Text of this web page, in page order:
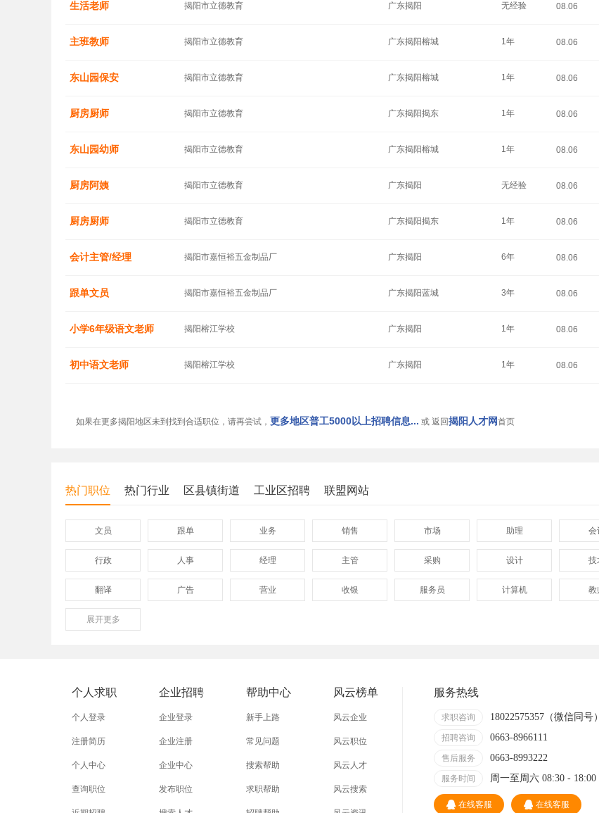
生活老师 揭阳市立德教育 广东揭阳 无经验 08.06
主班教师 揭阳市立德教育 广东揭阳榕城 1年 08.06
东山园保安 揭阳市立德教育 广东揭阳榕城 1年 08.06
厨房厨师 揭阳市立德教育 广东揭阳揭东 1年 08.06
东山园幼师 揭阳市立德教育 广东揭阳榕城 1年 08.06
厨房阿姨 揭阳市立德教育 广东揭阳 无经验 08.06
厨房厨师 揭阳市立德教育 广东揭阳揭东 1年 08.06
会计主管/经理 揭阳市嘉恒裕五金制品厂 广东揭阳 6年 08.06
跟单文员 揭阳市嘉恒裕五金制品厂 广东揭阳蓝城 3年 08.06
小学6年级语文老师 揭阳榕江学校 广东揭阳 1年 08.06
初中语文老师 揭阳榕江学校 广东揭阳 1年 08.06
如果在更多揭阳地区未到找到合适职位，请再尝试， 更多地区普工5000以上招聘信息... 或 返回揭阳人才网首页
热门职位 热门行业 区县镇街道 工业区招聘 联盟网站
文员 跟单 业务 销售 市场 助理 会
行政 人事 经理 主管 采购 设计 技
翻译 广告 营业 收银 服务员 计算机 教
保险
展开更多
个人求职
个人登录
注册简历
个人中心
查询职位
企业招聘
企业登录
企业注册
企业中心
发布职位
帮助中心
新手上路
常见问题
搜索帮助
求职帮助
风云榜单
风云企业
风云职位
风云人才
风云搜索
服务热线
求职咨询 18022575357（微信同号）
招聘咨询 0663-8966111
售后服务 0663-8993222
服务时间 周一至周六 08:30 - 18:00
在线客服 在线客服